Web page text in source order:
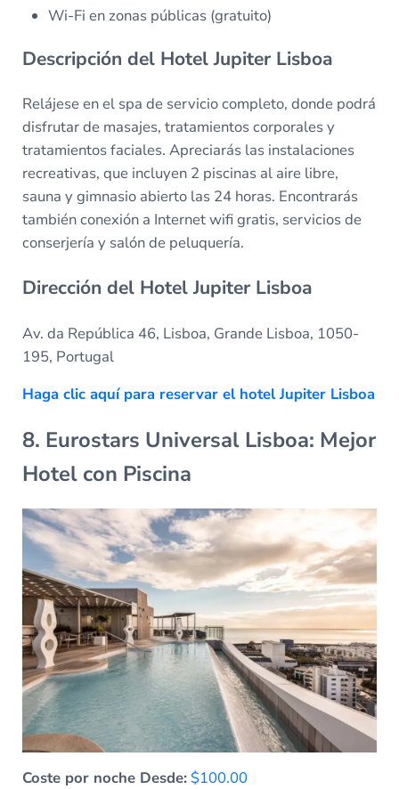
Wi-Fi en zonas públicas (gratuito)
Descripción del Hotel Jupiter Lisboa
Relájese en el spa de servicio completo, donde podrá
disfrutar de masajes, tratamientos corporales y
tratamientos faciales. Apreciarás las instalaciones
recreativas, que incluyen 2 piscinas al aire libre,
sauna y gimnasio abierto las 24 horas. Encontrarás
también conexión a Internet wifi gratis, servicios de
conserjería y salón de peluquería.
Dirección del Hotel Jupiter Lisboa
Av. da República 46, Lisboa, Grande Lisboa, 1050-
195, Portugal
Haga clic aquí para reservar el hotel Jupiter Lisboa
8. Eurostars Universal Lisboa: Mejor
Hotel con Piscina
Coste por noche Desde: $100.00